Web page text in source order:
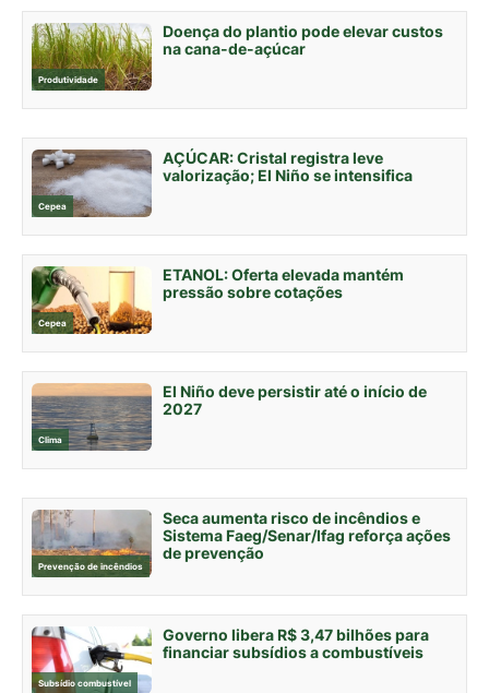
Produtividade
Doença do plantio pode elevar custos
na cana-de-açúcar
Cepea
AÇÚCAR: Cristal registra leve
valorização; El Niño se intensifica
Cepea
ETANOL: Oferta elevada mantém
pressão sobre cotações
Clima
El Niño deve persistir até o início de
2027
Prevenção de incêndios
Seca aumenta risco de incêndios e
Sistema Faeg/Senar/Ifag reforça ações
de prevenção
Subsídio combustível
Governo libera R$ 3,47 bilhões para
financiar subsídios a combustíveis